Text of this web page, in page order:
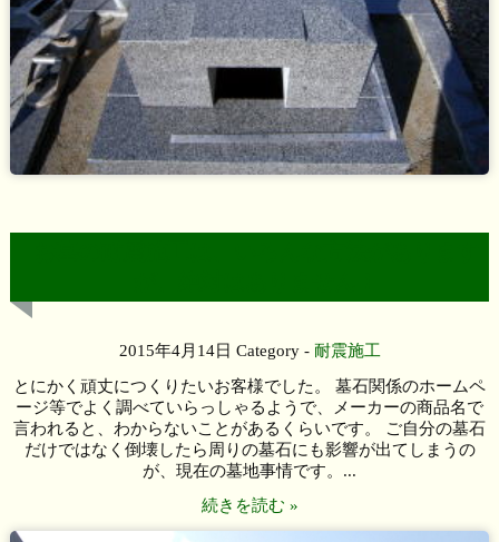
2015年4月14日 Category - 耐震施工
とにかく頑丈につくりたいお客様でした。 墓石関係のホームペ
ージ等でよく調べていらっしゃるようで、メーカーの商品名で
言われると、わからないことがあるくらいです。 ご自分の墓石
だけではなく倒壊したら周りの墓石にも影響が出てしまうの
が、現在の墓地事情です。...
続きを読む »